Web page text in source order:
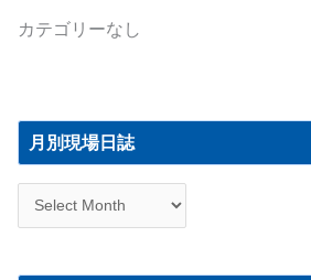
カテゴリーなし
月別現場日誌
現
日